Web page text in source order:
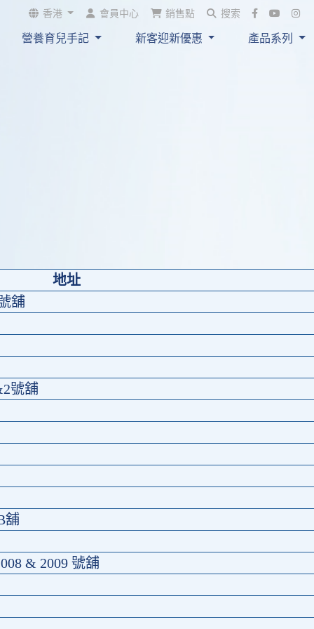
香港 會員中心 銷售點 搜索
營養育兒手記 新客迎新優惠 產品系列
地址
舖
號舖
舖
& 2009 號舖
；與母乳貼近
便秘 。而且同樣